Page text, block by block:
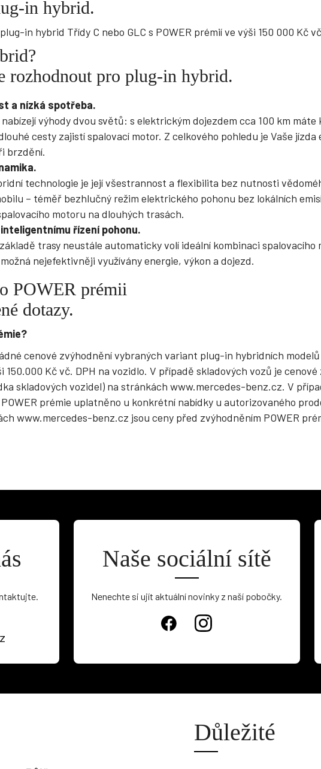
in hybrid.
in hybrid Třídy C nebo GLC s POWER prémií ve výši 150 000 Kč
rozhodnout pro plug-in hybrid.
a nízká spotřeba.
výhody dvou světů: s elektrickým dojezdem cca 100 km
cesty zajistí spalovací motor. Z celkového pohledu je Vaše
brzdění.
technologie je její všestrannost a flexibilita bez nutnosti
– téměř bezhlučný režim elektrického pohonu bez lokálních
motoru na dlouhých trasách.
řízení pohonu.
trasy neustále automaticky volí ideální kombinaci
nejefektivněji využívány energie, výkon a dojezd.
POWER prémii
dotazy.
cenové zvýhodnění vybraných variant plug-in hybridních
150.000 Kč vč. DPH na vozidlo. V případě skladových vozů je
skladových vozidel) na stránkách www.mercedes-benz.cz. V
prémie uplatněno u konkrétní nabídky u autorizovaného
www.mercedes-benz.cz jsou ceny před zvýhodněním POWER
Naše sociální sítě
Nenechte si ujít aktuální novinky z naší pobočky.
Důležité